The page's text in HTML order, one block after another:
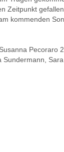
kommenden
Pecoraro